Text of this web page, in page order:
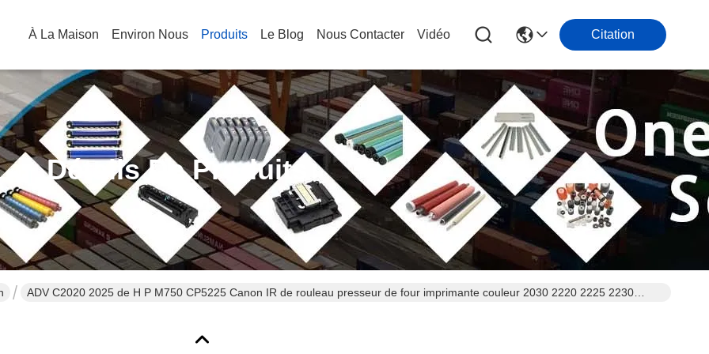
À La Maison Environ Nous Produits Le Blog Nous Contacter Vidéo Citation
Détails De Produits
ADV C2020 2025 de H P M750 CP5225 Canon IR de rouleau presseur de four imprimante couleur 2030 2220 2225 2230